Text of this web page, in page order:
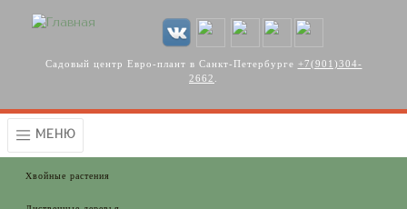
Садовый центр Евро-плант в Санкт-Петербурге +7(901)304-
2662
МЕНЮ
Хвойные растения